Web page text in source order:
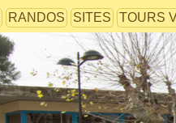
RANDOS SITES TOURS